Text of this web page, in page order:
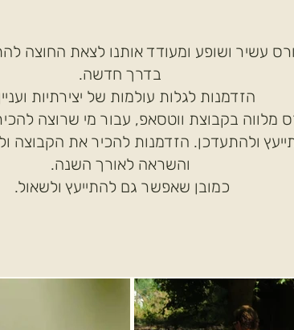
עשיר ושופע ומעודד אותנו לצאת החוצה
בדרך חדשה.
הזדמנות לגלות עולמות של יצירתיות
מלווה בקבוצת ווטסאפ, עבור מי שרוצה
ולהתעדכן. הזדמנות להכיר את הקבוצה
והשראה לאורך השנה.
כמובן שאפשר גם להתייעץ ולשאול.